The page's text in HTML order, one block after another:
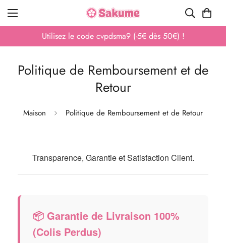
Utilisez le code cvpdsma9 (-5€ dès 50€) !
Politique de Remboursement et de
Retour
Maison Politique de Remboursement et de Retour
Transparence, Garantie et Satisfaction Client.
📦 Garantie de Livraison 100%
(Colis Perdus)